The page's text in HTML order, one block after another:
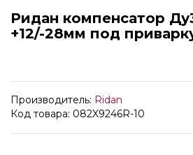
Ридан компенсатор
+12/-28мм под
Производитель: Ridan
Код товара: 082X9246R-10